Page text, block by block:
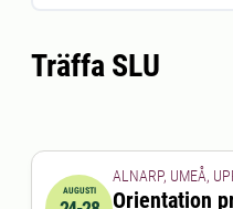
Träffa SLU
AUGUSTI
ALNARP, UMEÅ,
Orientation